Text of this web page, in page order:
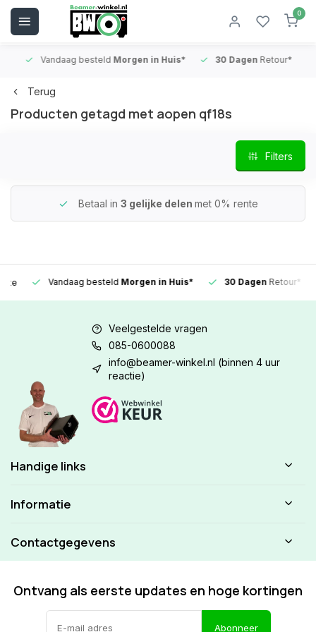
0
Vandaag besteldMorgen in Huis* 30 DagenRetour*
Terug
Producten getagd met aopen qf18s
Filters
Betaal in 3 gelijke delen met 0% rente
Vandaag besteldMorgen in Huis* 30 DagenRetour*
Veelgestelde vragen
085-0600088
info@beamer-winkel.nl (binnen 4 uur
reactie)
Handige links
Informatie
Contactgegevens
Ontvang als eerste updates en hoge kortingen
Abonneer